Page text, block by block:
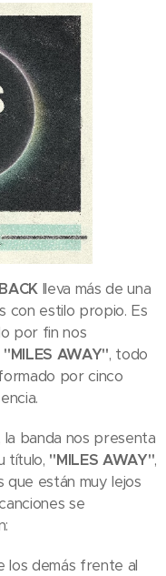
lleva más de una
con estilo propio. Es
por fin nos
"MILES AWAY", todo
por cinco
banda nos presenta
título, "MILES AWAY",
están muy lejos
se
los demás frente al